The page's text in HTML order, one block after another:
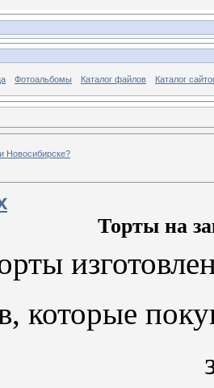
Фотоальбомы Каталог файлов Каталог
Новосибирске?
Торты на
которые